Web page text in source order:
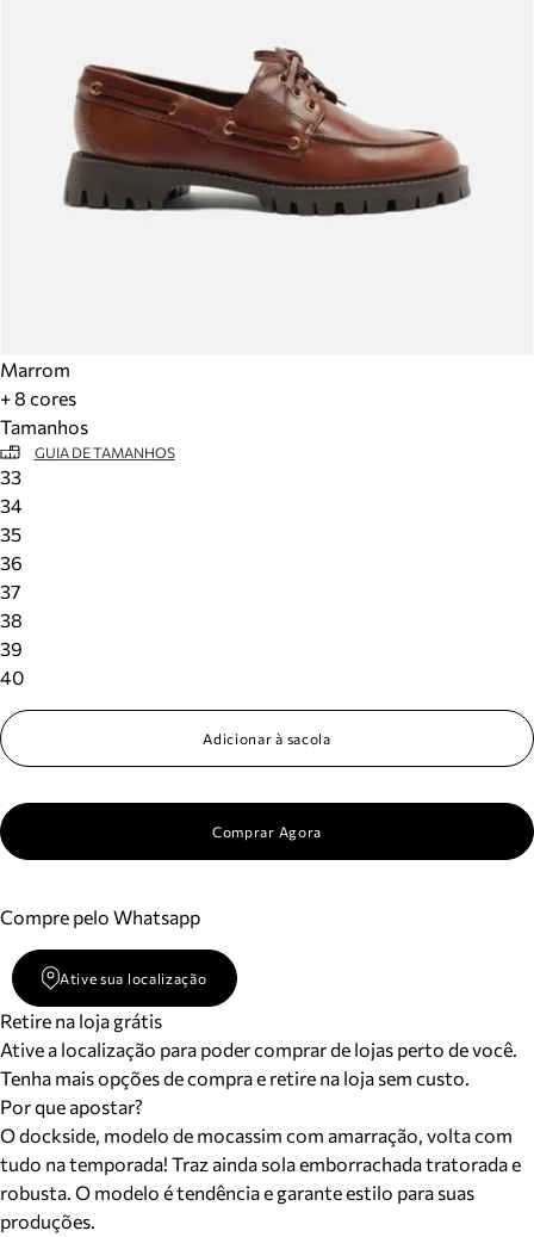
Marrom
+ 8 cores
Tamanhos
GUIA DE TAMANHOS
33
34
35
36
37
38
39
40
Adicionar à sacola
Comprar Agora
Compre pelo Whatsapp
Ative sua localização
Retire na loja grátis
Ative a localização para poder comprar de lojas perto de você.
Tenha mais opções de compra e retire na loja sem custo.
Por que apostar?
O dockside, modelo de mocassim com amarração, volta com
tudo na temporada! Traz ainda sola emborrachada tratorada e
robusta. O modelo é tendência e garante estilo para suas
produções.